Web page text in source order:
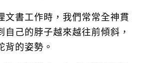
文書工作時，我們常常全神貫
自己的脖子越來越往前傾斜，
背的姿勢。